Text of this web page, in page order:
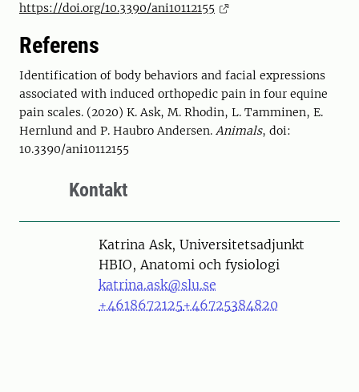
https://doi.org/10.3390/ani10112155
Referens
Identification of body behaviors and facial expressions
associated with induced orthopedic pain in four equine
pain scales. (2020) K. Ask, M. Rhodin, L. Tamminen, E.
Hernlund and P. Haubro Andersen. Animals, doi:
10.3390/ani10112155
Kontakt
PersonKatrina Ask, Universitetsadjunkt
HBIO, Anatomi och fysiologi
katrina.ask@slu.se
+4618672125+46725384820